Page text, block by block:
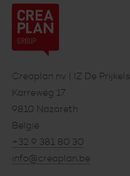
nv
Footer
Creaplan nv | IZ De Prijkels
Karreweg 17
9810 Nazareth
België
+32 9 381 80 30
info@creaplan.be